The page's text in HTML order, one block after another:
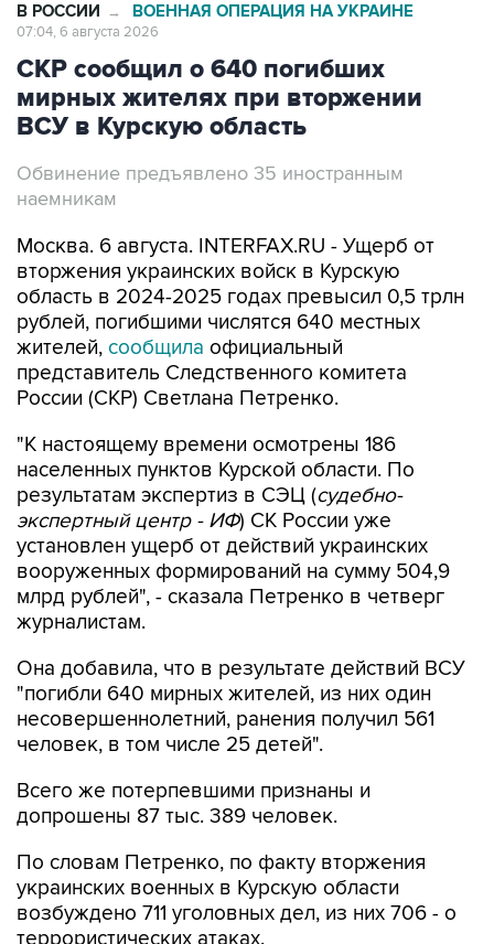
В РОССИИ → ВОЕННАЯ ОПЕРАЦИЯ НА УКРАИНЕ
07:04, 6 августа 2026
СКР сообщил о 640 погибших
мирных жителях при вторжении
ВСУ в Курскую область
Обвинение предъявлено 35 иностранным
наемникам
Москва. 6 августа. INTERFAX.RU - Ущерб от
вторжения украинских войск в Курскую
область в 2024-2025 годах превысил 0,5 трлн
рублей, погибшими числятся 640 местных
жителей, сообщила официальный
представитель Следственного комитета
России (СКР) Светлана Петренко.
"К настоящему времени осмотрены 186
населенных пунктов Курской области. По
результатам экспертиз в СЭЦ (судебно-
экспертный центр - ИФ) СК России уже
установлен ущерб от действий украинских
вооруженных формирований на сумму 504,9
млрд рублей", - сказала Петренко в четверг
журналистам.
Она добавила, что в результате действий ВСУ
"погибли 640 мирных жителей, из них один
несовершеннолетний, ранения получил 561
человек, в том числе 25 детей".
Всего же потерпевшими признаны и
допрошены 87 тыс. 389 человек.
По словам Петренко, по факту вторжения
украинских военных в Курскую области
возбуждено 711 уголовных дел, из них 706 - о